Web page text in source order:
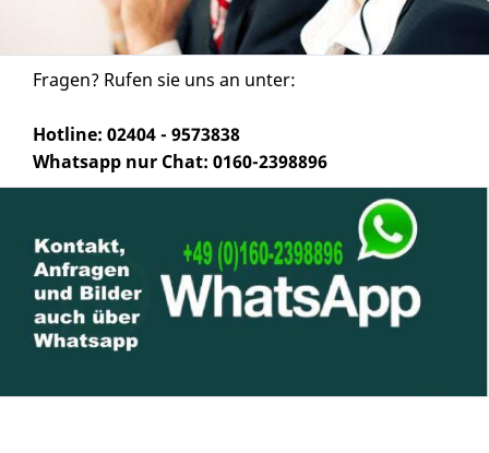
Fragen? Rufen sie uns an unter:
Hotline: 02404 - 9573838
Whatsapp nur Chat: 0160-2398896